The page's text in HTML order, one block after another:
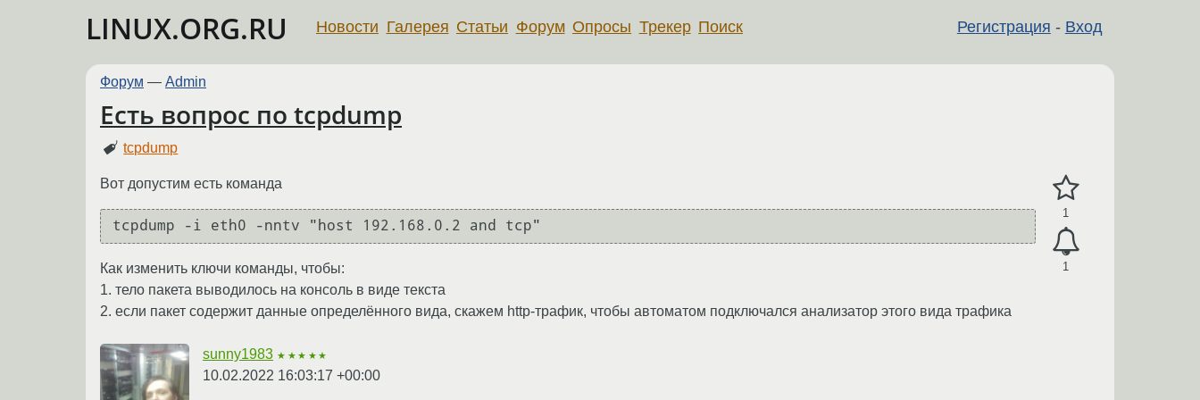
LINUX.ORG.RU Регистрация - Вход
Новости Галерея Статьи Форум Опросы Трекер Поиск
Форум — Admin
Есть вопрос по tcpdump
tcpdump
1
1
Вот допустим есть команда
tcpdump -i eth0 -nntv "host 192.168.0.2 and tcp"
Как изменить ключи команды, чтобы:
1. тело пакета выводилось на консоль в виде текста
2. если пакет содержит данные определённого вида, скажем http-трафик, чтобы автоматом подключался анализатор этого вида трафика
sunny1983 ★★★★★
10.02.2022 16:03:17 +00:00